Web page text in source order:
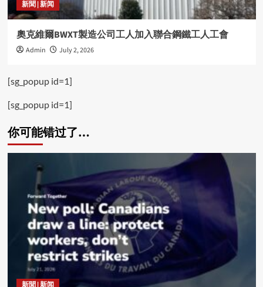
新聞 | 新闻
奧克維爾BWXT製造公司工人加入聯合鋼鐵工人工會
Admin July 2, 2026
[sg_popup id=1]
[sg_popup id=1]
你可能错过了…
新聞 | 新闻